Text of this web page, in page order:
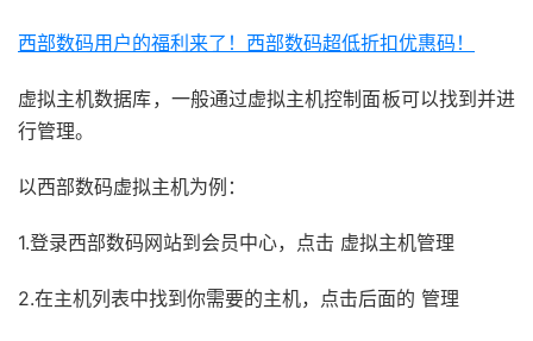
西部数码用户的福利来了！西部数码超低折扣优惠码！
虚拟主机数据库，一般通过虚拟主机控制面板可以找到并进
行管理。
以西部数码虚拟主机为例：
1.登录西部数码网站到会员中心，点击 虚拟主机管理
2.在主机列表中找到你需要的主机，点击后面的 管理